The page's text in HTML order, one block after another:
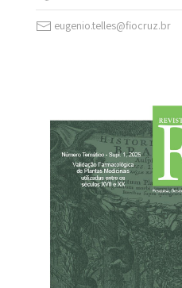
eugenio.telles@fiocruz.br